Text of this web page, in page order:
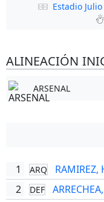
Estadio
ALINEACIÓN
ARSENAL
1 ARQ
2
DEF